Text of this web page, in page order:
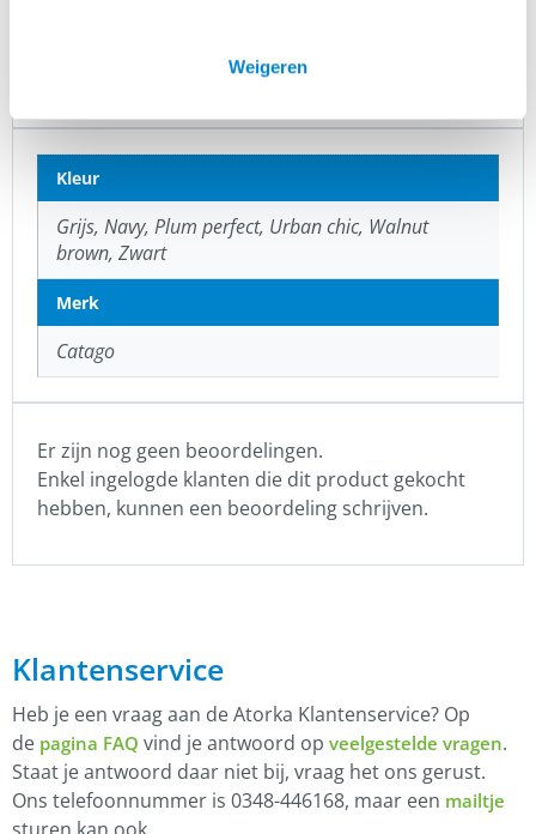
Weigeren
FIR-TECHcollectie voor paard
Kleur
Grijs, Navy, Plum perfect, Urban chic, Walnut
brown, Zwart
Merk
Catago
Er zijn nog geen beoordelingen.
Enkel ingelogde klanten die dit product gekocht
hebben, kunnen een beoordeling schrijven.
Klantenservice
Heb je een vraag aan de Atorka Klantenservice? Op
de pagina FAQ vind je antwoord op veelgestelde vragen.
Staat je antwoord daar niet bij, vraag het ons gerust.
Ons telefoonnummer is 0348-446168, maar een mailtje